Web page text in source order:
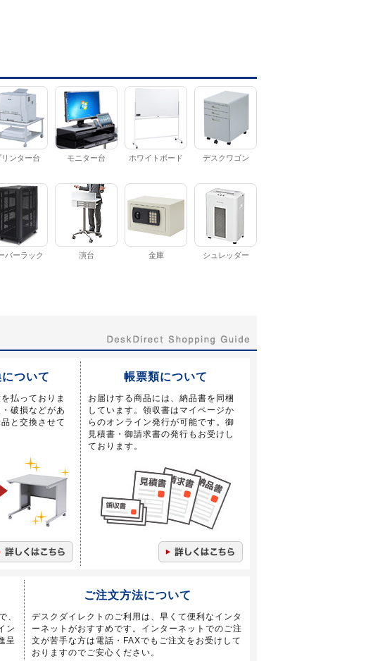
リンター台 モニター台 ホワイトボード デスクワゴン
バーラック 演台 金庫 シュレッダー
ついて
払っておりま
破損などがあ
と交換させて
帳票類について
お届けする商品には、納品書を同梱
しています。領収書はマイページか
らのオンライン発行が可能です。御
見積書・御請求書の発行もお受けし
ております。
、
ン
呈
ご注文方法について
デスクダイレクトのご利用は、早くて便利なインタ
ーネットがおすすめです。インターネットでのご注
文が苦手な方は電話・FAXでもご注文をお受けして
おりますのでご安心ください。